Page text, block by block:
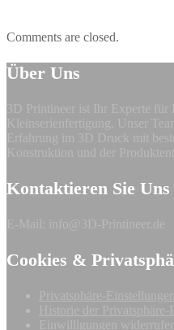
Comments are closed.
Über Uns
3D Printineer ist Ihr Experte
Kleinserienfertigung. Unser
Erfahrung im 3D Druck mit
Konstruktion und der
Kontaktieren Sie Uns
E-Mail: info@3D-Printineer.de
Cookies &
Privatsphäre-Einstellungen
Historie der Privatsphäre-
Einwilligungen widerrufen